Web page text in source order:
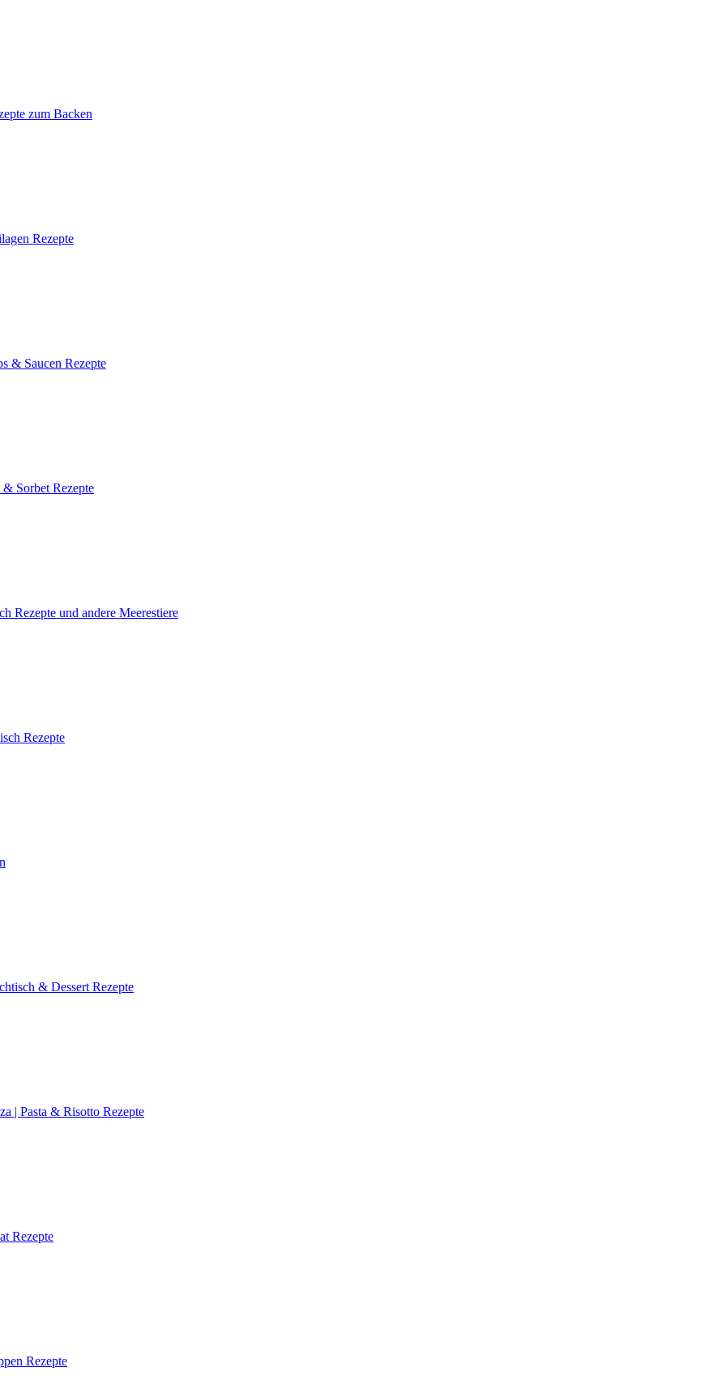
zum Backen
Rezepte
& Saucen Rezepte
& Sorbet Rezepte
Rezepte und andere Meerestiere
Rezepte
& Dessert Rezepte
| Pasta & Risotto Rezepte
Rezepte
Rezepte